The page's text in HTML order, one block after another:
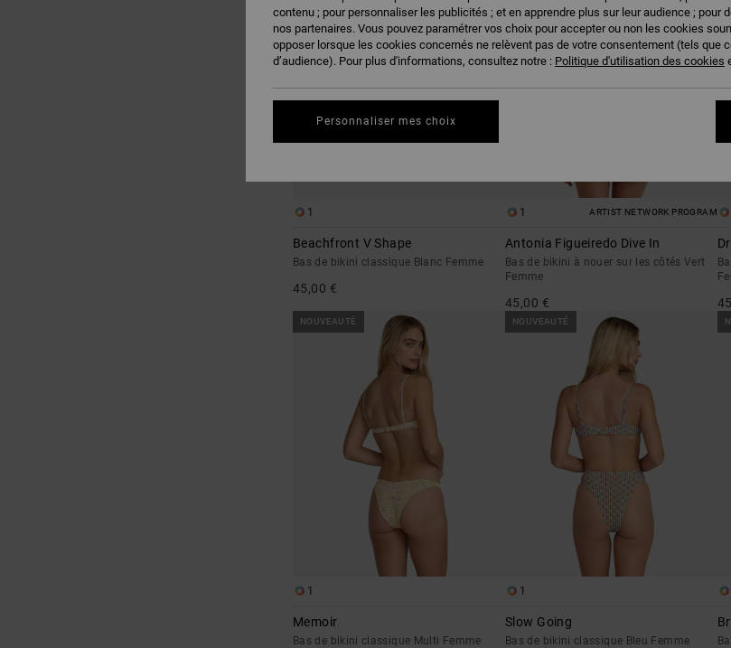
RECHERCHE
1
Beachfront V Shape
Bas de bikini classique Blanc Femme
45,00 €
1 ARTIST NETWORK PROGRAM
Antonia Figueiredo Dive In
Bas de bikini à nouer sur les côtés Vert
Femme
45,00 €
NOUVEAUTÉ
1
Memoir
Bas de bikini classique Multi Femme
NOUVEAUTÉ
1
Slow Going
Bas de bikini classique Bleu Femme
contenu ; pour personnaliser les publicités ; et en apprendre plus sur leur audience ; pour
nos partenaires. Vous pouvez paramétrer vos choix pour accepter ou non les cookies
opposer lorsque les cookies concernés ne relèvent pas de votre consentement (tels que
d’audience). Pour plus d'informations, consultez notre : Politique d'utilisation des cookies
Personnaliser mes choix